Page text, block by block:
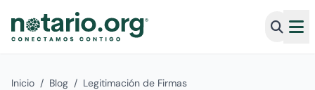
Inicio / Blog / Legitimación de Firmas